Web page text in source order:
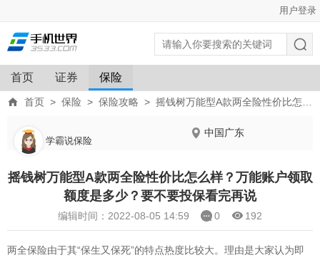
用户登录
首页 证券 保险
首页 > 保险 > 保险攻略 > 摇钱树万能型A款两全险性价比怎么样？万能账户领取额度是多少？要不要投保看完再说
学霸说保险
中国广东
摇钱树万能型A款两全险性价比怎么样？万能账户领取
额度是多少？要不要投保看完再说
编辑时间：2022-08-05 14:59 0 192
两全保险由于其“保生又保死”的特点热度比较大。理由是大家认为即